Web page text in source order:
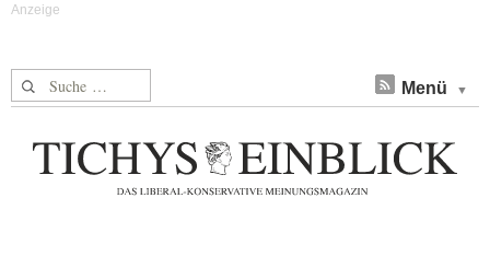
Suche nach: Menü